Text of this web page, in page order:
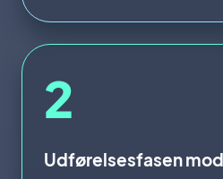
2
Udførelsesfasen